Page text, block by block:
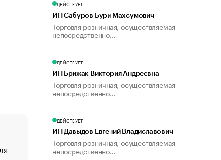
«От спорта тело стареет иначе». Как живет глава
ДЕЙСТВУЕТ
ИП Сабуров Бури Махсумович
Торговля розничная, осуществляемая
непосредственно...
ДЕЙСТВУЕТ
ИП Брижак Виктория Андреевна
Торговля розничная, осуществляемая
непосредственно...
ДЕЙСТВУЕТ
ИП Давыдов Евгений Владиславович
Торговля розничная, осуществляемая
непосредственно...